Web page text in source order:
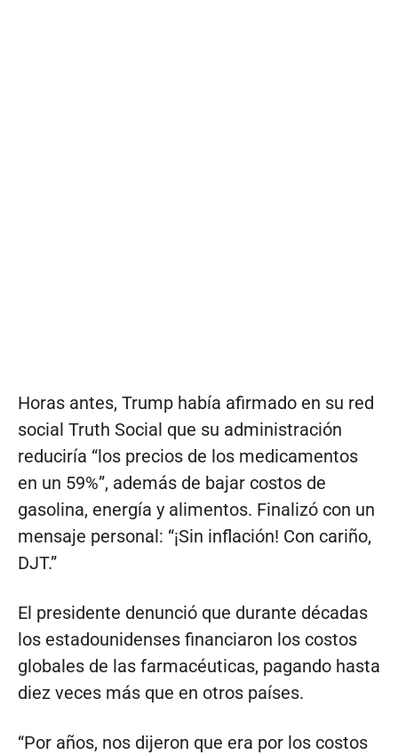
Horas antes, Trump había afirmado en su red
social Truth Social que su administración
reduciría “los precios de los medicamentos
en un 59%”, además de bajar costos de
gasolina, energía y alimentos. Finalizó con un
mensaje personal: “¡Sin inflación! Con cariño,
DJT.”
El presidente denunció que durante décadas
los estadounidenses financiaron los costos
globales de las farmacéuticas, pagando hasta
diez veces más que en otros países.
“Por años, nos dijeron que era por los costos